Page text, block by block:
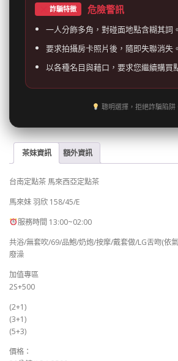
詐騙特徵 危險警訊
一人分飾多角，對碰面地點含糊其詞。
要求拍攝房卡照片後，隨即失聯消失。
以各種名目與藉口，要求您繼續購買
聰明選擇，拒絕詐騙陷阱
茶妹資訊 額外資訊
台南定點茶 馬來西亞定點茶
馬來妹 羽欣 158/45/E
服務時間 13:00~02:00
共浴/無套吹/69/品鮑/奶炮/按摩/戴套做/LG舌吻(依
廢澡
加值專區
2S+500
(2+1)
(3+1)
(5+3)
價格：